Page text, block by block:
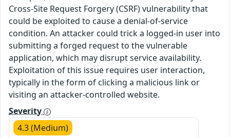
Cross-Site Request Forgery (CSRF) vulnerability that
could be exploited to cause a denial-of-service
condition. An attacker could trick a logged-in user into
submitting a forged request to the vulnerable
application, which may disrupt service availability.
Exploitation of this issue requires user interaction,
typically in the form of clicking a malicious link or
visiting an attacker-controlled website.
Severity
4.3 (Medium)